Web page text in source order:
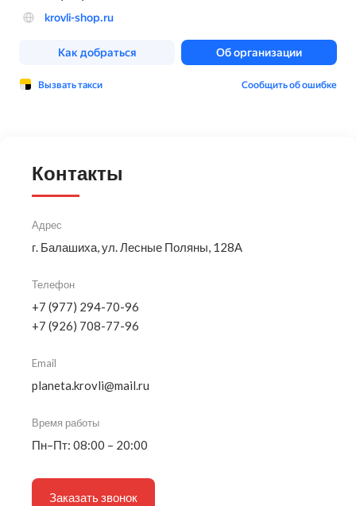
Контакты
Адрес
г. Балашиха, ул. Лесные Поляны, 128А
Телефон
+7 (977) 294-70-96
+7 (926) 708-77-96
Email
planeta.krovli@mail.ru
Время работы
Пн–Пт: 08:00 – 20:00
Заказать звонок